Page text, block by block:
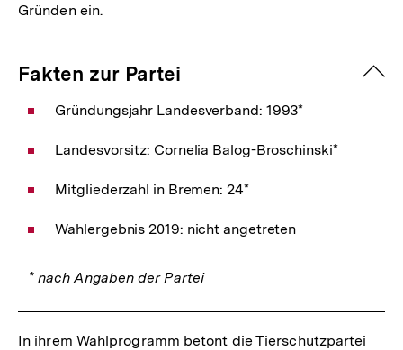
Gründen ein.
Fakten zur Partei
Gründungsjahr Landesverband: 1993*
Landesvorsitz: Cornelia Balog-Broschinski*
Mitgliederzahl in Bremen: 24*
Wahlergebnis 2019: nicht angetreten
* nach Angaben der Partei
In ihrem Wahlprogramm betont die Tierschutzpartei